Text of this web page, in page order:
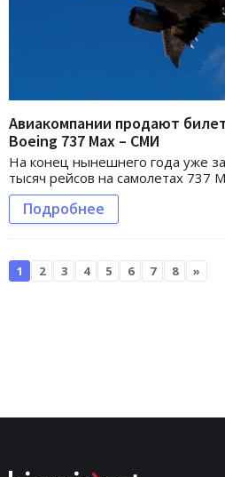
Авиакомпании продают
Boeing 737 Max – СМИ
На конец нынешнего года уже
тысяч рейсов на самолетах 737
Подробнее
1 2 3 4 5 6 7 8 »